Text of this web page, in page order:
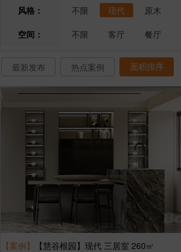
风格：
不限 现代 原木
空间：
不限 客厅 餐厅
最新发布 热点案例 面积排序
【案例】 【慧谷根园】现代 三居室 260㎡